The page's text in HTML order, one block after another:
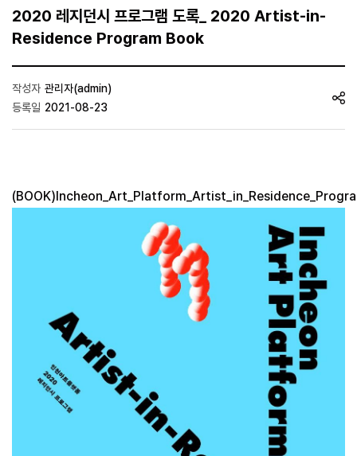
2020 레지던시 프로그램 도록_ 2020 Artist-in-
Residence Program Book
작성자 관리자(admin)
등록일 2021-08-23